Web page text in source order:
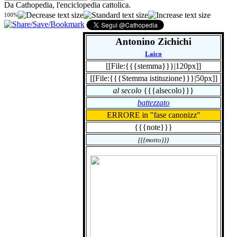
Da Cathopedia, l'enciclopedia cattolica.
100%
Antonino Zichichi
Laico
[[File:{{{stemma}}}|120px]]
[[File:{{{Stemma istituzione}}}|50px]]
al secolo {{{alsecolo}}}
battezzato
ERRORE in "fase canonizz"
{{{note}}}
{{{motto}}}